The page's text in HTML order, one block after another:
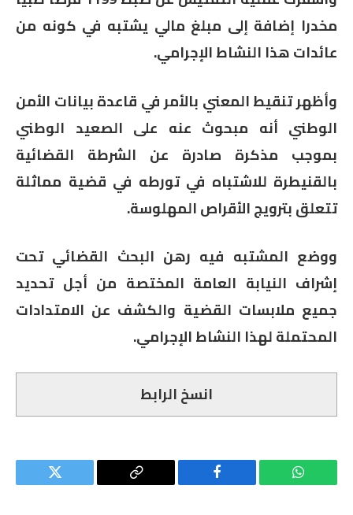
مخدرا إضافة إلى مبلغ مالي يشتبه في كونه من
عائدات هذا النشاط الإجرامي.
وأظهر تنقيط المعني بالأمر في قاعدة بيانات الأمن
الوطني أنه مبحوث عنه على الصعيد الوطني
بموجب مذكرة صادرة عن الشرطة القضائية
بالقنيطرة للاشتباه في تورطه في قضية مماثلة
تتعلق بترويج الأقراص المهلوسة.
ووضع المشتبه فيه رهن البحث القضائي تحت
إشراف النيابة العامة المختصة من أجل تحديد
جميع ملابسات القضية والكشف عن الامتدادات
المحتملة لهذا النشاط الإجرامي.
انسخ الرابط
واتساب فيسبوك
Copy
تويتر